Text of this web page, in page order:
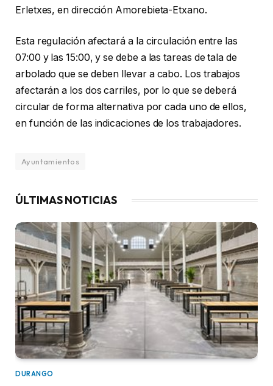
Erletxes, en dirección Amorebieta-Etxano.
Esta regulación afectará a la circulación entre las
07:00 y las 15:00, y se debe a las tareas de tala de
arbolado que se deben llevar a cabo. Los trabajos
afectarán a los dos carriles, por lo que se deberá
circular de forma alternativa por cada uno de ellos,
en función de las indicaciones de los trabajadores.
Ayuntamientos
ÚLTIMAS NOTICIAS
DURANGO